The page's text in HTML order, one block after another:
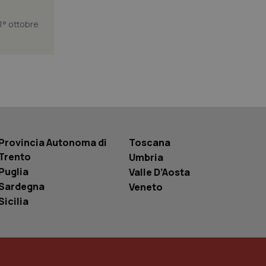
ottobre
Autonoma di
Toscana
Umbria
Valle D’Aosta
Veneto
di visitatori,
di analisi dei siti.
per mantenere
traccia
incorporati